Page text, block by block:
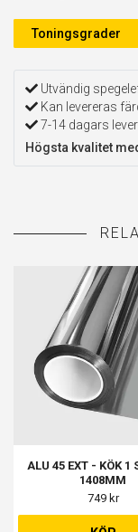
Toningsgrader
Utvändig
Kan levereras
7-14 dagars
Högsta kvalitet
ALU 45 EXT - KÖK 1
1408MM
749 kr